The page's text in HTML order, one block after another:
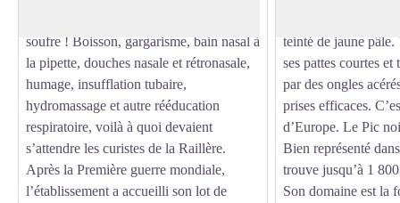
soufre ! Boisson, gargarisme, bain nasal à
la pipette, douches nasale et rétronasale,
humage, insufflation tubaire,
hydromassage et autre rééducation
respiratoire, voilà à quoi devaient
s’attendre les curistes de la Raillère.
Après la Première guerre mondiale,
l’établissement a accueilli son lot de
teinté de jaune
ses pattes courtes et
par des ongles
prises efficaces.
d’Europe. Le Pic
Bien représenté
trouve jusqu’à 1
Son domaine est la